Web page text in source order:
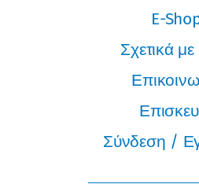
E-
Σχετικά
Σύνδεση /